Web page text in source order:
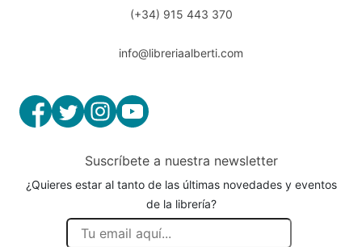
(+34) 915 443 370
info@libreriaalberti.com
Suscríbete a nuestra newsletter
¿Quieres estar al tanto de las últimas novedades y eventos
de la librería?